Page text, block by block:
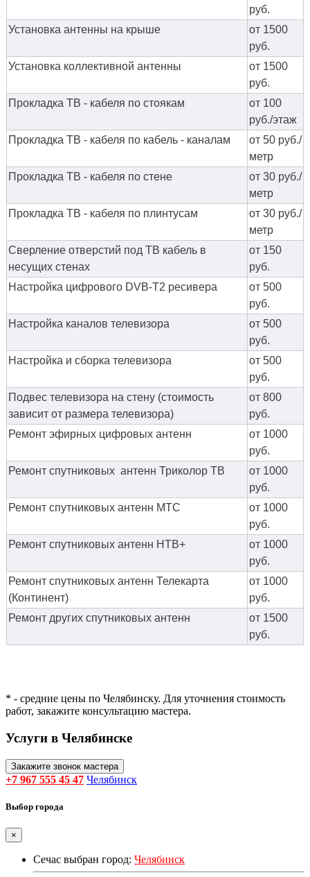
руб.
Установка антенны на крыше
от 1500
руб.
Установка коллективной антенны
от 1500
руб.
Прокладка ТВ - кабеля по стоякам
от 100
руб./этаж
Прокладка ТВ - кабеля по кабель - каналам
от 50 руб./
метр
Прокладка ТВ - кабеля по стене
от 30 руб./
метр
Прокладка ТВ - кабеля по плинтусам
от 30 руб./
метр
Сверление отверстий под ТВ кабель в
несущих стенах
от 150
руб.
Настройка цифрового DVB-T2 ресивера
от 500
руб.
Настройка каналов телевизора
от 500
руб.
Настройка и сборка телевизора
от 500
руб.
Подвес телевизора на стену (стоимость
зависит от размера телевизора)
от 800
руб.
Ремонт эфирных цифровых антенн
от 1000
руб.
Ремонт спутниковых антенн Триколор ТВ
от 1000
руб.
Ремонт спутниковых антенн МТС
от 1000
руб.
Ремонт спутниковых антенн НТВ+
от 1000
руб.
Ремонт спутниковых антенн Телекарта
(Континент)
от 1000
руб.
Ремонт других спутниковых антенн
от 1500
руб.
* - средние цены по Челябинску. Для уточнения стоимость
работ, закажите консультацию мастера.
Услуги в Челябинске
Закажите звонок мастера
+7 967 555 45 47 Челябинск
Выбор города
×
Сечас выбран город: Челябинск